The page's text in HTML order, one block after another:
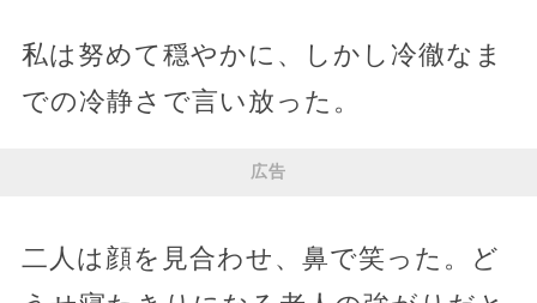
私は努めて穏やかに、しかし冷徹なま
での冷静さで言い放った。
広告
二人は顔を見合わせ、鼻で笑った。ど